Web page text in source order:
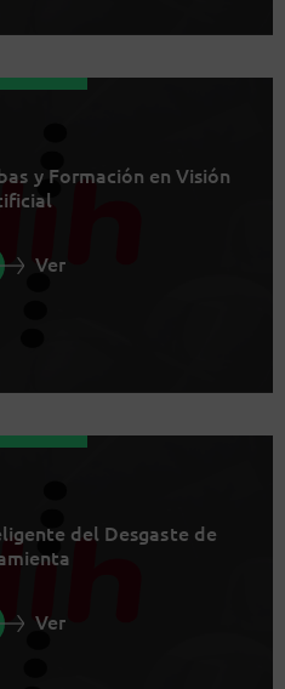
y Formación en Visión
Ver
del Desgaste de
Ver